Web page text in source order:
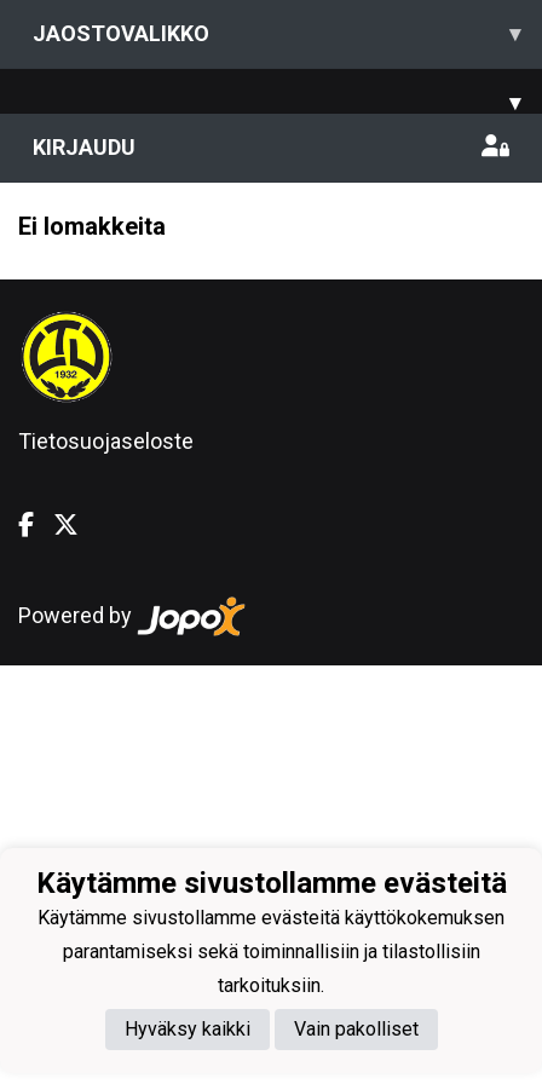
JAOSTOVALIKKO ▾
▾
KIRJAUDU
Ei lomakkeita
Tietosuojaseloste
Powered by
Käytämme sivustollamme evästeitä
Käytämme sivustollamme evästeitä käyttökokemuksen
parantamiseksi sekä toiminnallisiin ja tilastollisiin
tarkoituksiin.
Hyväksy kaikki
Vain pakolliset